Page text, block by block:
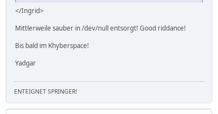
</Ingrid>
Mittlerweile sauber in /dev/null entsorgt! Good riddance!
Bis bald im Khyberspace!
Yadgar
ENTEIGNET SPRINGER!